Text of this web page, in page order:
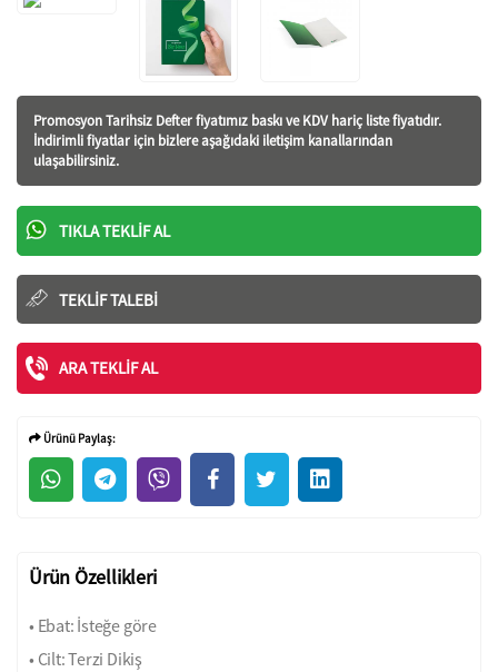
Promosyon Tarihsiz Defter fiyatımız baskı ve KDV hariç liste fiyatıdır.
İndirimli fiyatlar için bizlere aşağıdaki iletişim kanallarından
ulaşabilirsiniz.
TIKLA TEKLIF AL
TEKLIF TALEBI
ARA TEKLIF AL
Ürünü Paylaş:
Ürün Özellikleri
• Ebat: İsteğe göre
• Cilt: Terzi Dikiş